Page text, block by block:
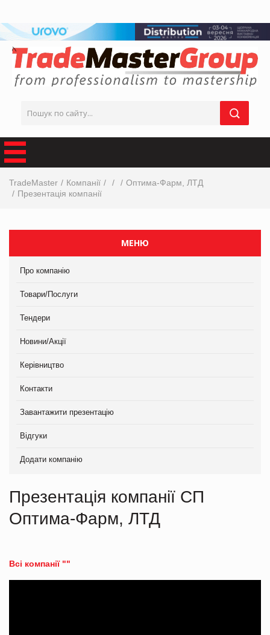
TradeMaster Компанії
Оптима-Фарм, ЛТД
Презентація компанії
МЕНЮ
Про компанію
Товари/Послуги
Тендери
Новини/Акції
Керівництво
Контакти
Завантажити презентацію
Відгуки
Додати компанію
Презентація компанії СП
Оптима-Фарм, ЛТД
Всі компанії ""